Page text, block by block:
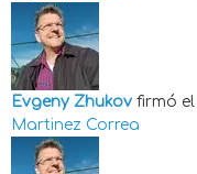
Evgeny Zhukov firmó el
Martinez Correa